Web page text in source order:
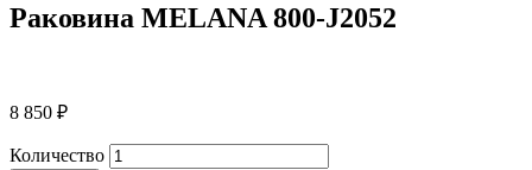
Раковина MELANA 800-J2052
8 850 ₽
Количество